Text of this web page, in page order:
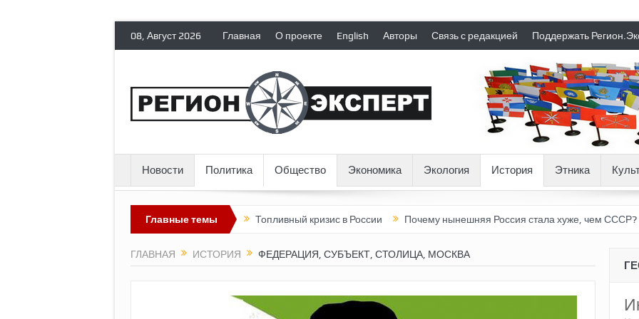
08, Август 2026 Главная О проекте English Авторы Связь с редакцией Поддержать
Новости Политика Общество Экономика Экология История Этника
Главные темы
эмигрантов гражданских прав Топливный кризис в России Почему нынешняя Россия стала хуже, чем СССР?
ГЛАВНАЯ ИСТОРИЯ ФЕДЕРАЦИЯ, СУБЪЕКТ, СТОЛИЦА, МОСКВА